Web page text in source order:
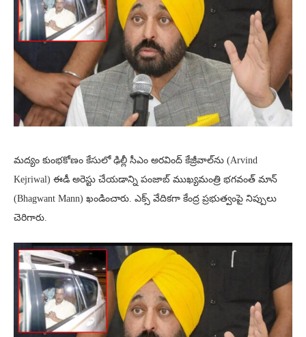
మద్యం కుంభకోణం కేసులో ఢిల్లీ సీఎం అరవింద్‌ కేజ్రీవాల్‌ను (Arvind
Kejriwal) ఈడీ అరెస్టు చేయడాన్ని పంజాబ్‌ ముఖ్యమంత్రి భగవంత్‌ మాన్‌
(Bhagwant Mann) ఖండించారు. ఎక్స్‌ వేదికగా కేంద్ర ప్రభుత్వంపై నిప్పులు
చెరిగారు.